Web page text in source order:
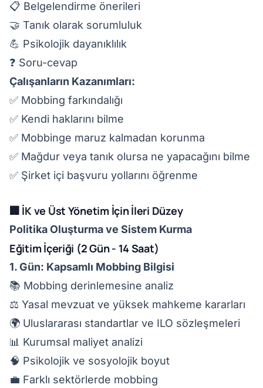
📋 Belgelendirme önerileri
🤝 Tanık olarak sorumluluk
💪 Psikolojik dayanıklılık
❓ Soru-cevap
Çalışanların Kazanımları:
✅ Mobbing farkındalığı
✅ Kendi haklarını bilme
✅ Mobbinge maruz kalmadan korunma
✅ Mağdur veya tanık olursa ne yapacağını bilme
✅ Şirket içi başvuru yollarını öğrenme
🏢 İK ve Üst Yönetim İçin İleri Düzey
Politika Oluşturma ve Sistem Kurma
Eğitim İçeriği (2 Gün - 14 Saat)
1. Gün: Kapsamlı Mobbing Bilgisi
📚 Mobbing derinlemesine analiz
⚖️ Yasal mevzuat ve yüksek mahkeme kararları
🌍 Uluslararası standartlar ve ILO sözleşmeleri
📊 Kurumsal maliyet analizi
🧠 Psikolojik ve sosyolojik boyut
💼 Farklı sektörlerde mobbing